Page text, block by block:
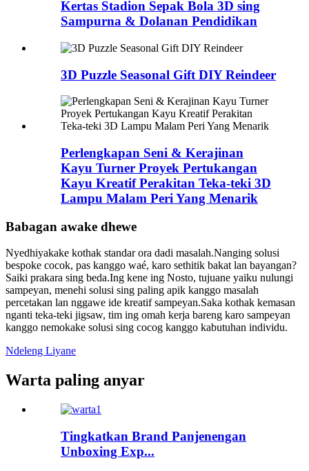
Kertas Stadion Sepak Bola 3D sing
Sampurna & Dolanan Pendidikan
3D Puzzle Seasonal Gift DIY Reindeer
Perlengkapan Seni & Kerajinan
Kayu Turner Proyek Pertukangan
Kayu Kreatif Perakitan Teka-teki 3D
Lampu Malam Peri Yang Menarik
Babagan awake dhewe
Nyedhiyakake kothak standar ora dadi masalah.Nanging solusi
bespoke cocok, pas kanggo waé, karo sethitik bakat lan bayangan?
Saiki prakara sing beda.Ing kene ing Nosto, tujuane yaiku nulungi
sampeyan, menehi solusi sing paling apik kanggo masalah
percetakan lan nggawe ide kreatif sampeyan.Saka kothak kemasan
nganti teka-teki jigsaw, tim ing omah kerja bareng karo sampeyan
kanggo nemokake solusi sing cocog kanggo kabutuhan individu.
Ndeleng Liyane
Warta paling anyar
Tingkatkan Brand Panjenengan
Unboxing Exp...